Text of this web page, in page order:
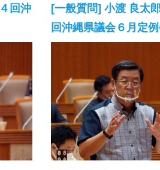
回沖
[一般質問] 小渡 良太
回沖縄県議会６月定